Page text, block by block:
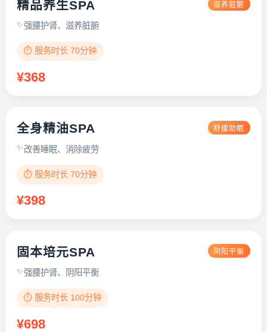
精品养生SPA 滋养脏腑
强腰护肾、滋养脏腑
⏱️ 服务时长 70分钟
¥368
全身精油SPA 舒缓助眠
改善睡眠、消除疲劳
⏱️ 服务时长 70分钟
¥398
固本培元SPA 阴阳平衡
强腰护肾、阴阳平衡
⏱️ 服务时长 100分钟
¥698